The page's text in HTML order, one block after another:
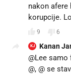
nakon
korupcije.
9 6
KJ Kanan
@Lee samo
@, @ se